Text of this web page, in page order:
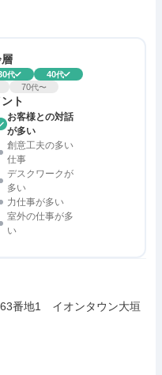
代 40代
70代〜
ト
お客様との対話
が多い
創意工夫の多い
仕事
デスクワークが
多い
力仕事が多い
室外の仕事が多
い
番地1　イオンタウン大垣